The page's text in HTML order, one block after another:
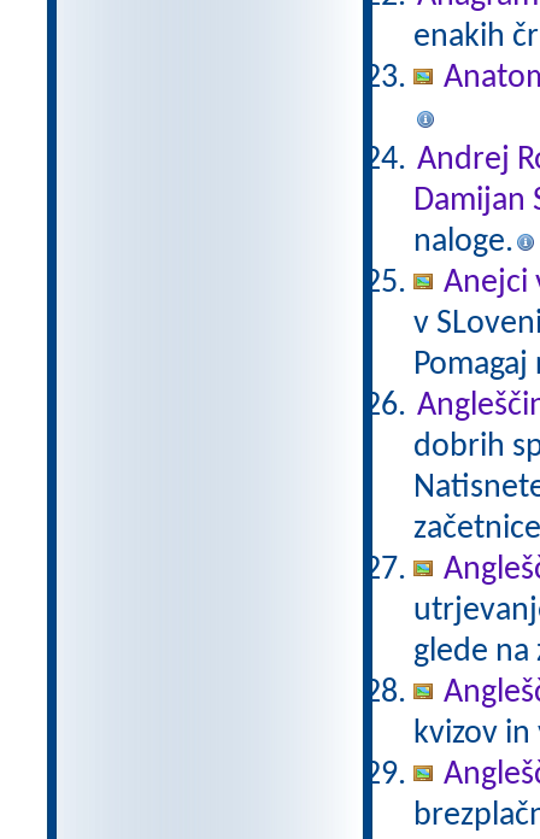
enakih
Andrej
Damijan
naloge.
Anejci
v
dobrih
glede na
kvizov